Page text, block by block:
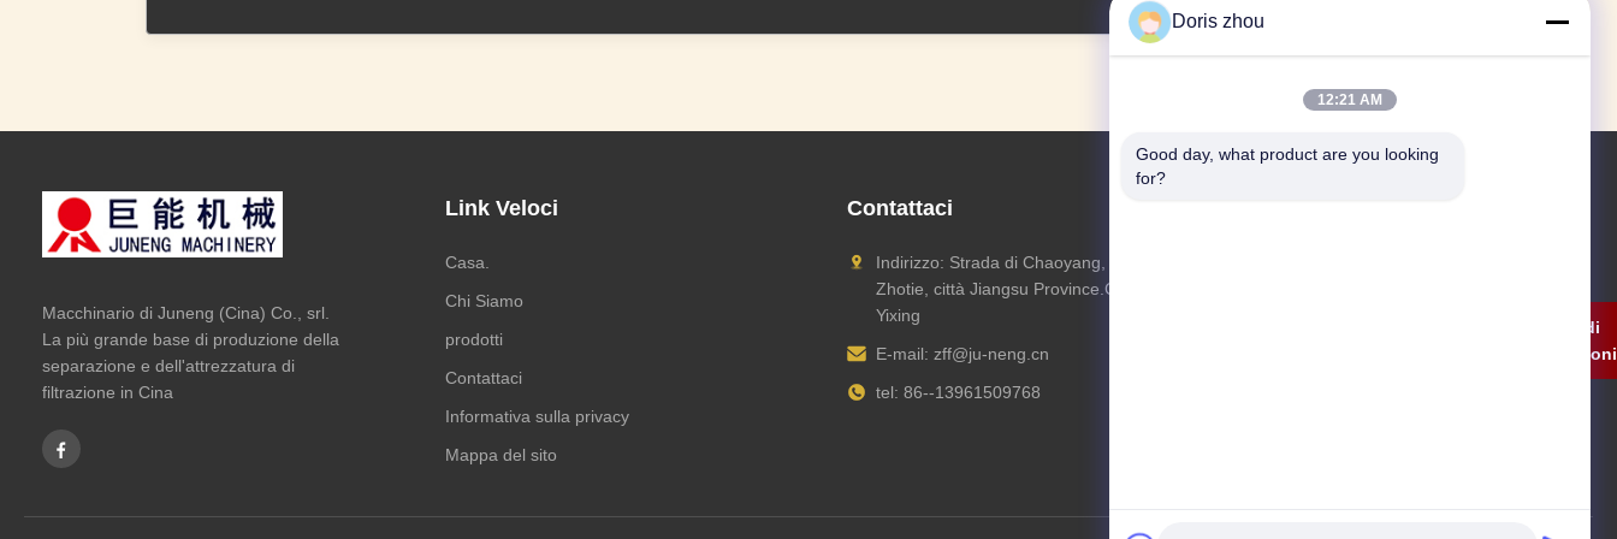
Macchinario di Juneng (Cina) Co., srl.
La più grande base di produzione della
separazione e dell'attrezzatura di
filtrazione in Cina
Link Veloci
Casa.
Chi Siamo
prodotti
Contattaci
Informativa sulla privacy
Mappa del sito
Contattaci
Indirizzo: Strada di Chaoyang, città di
Zhotie, città Jiangsu Province.China di
Yixing
E-mail: zff@ju-neng.cn
tel: 86--13961509768
Richiedi
Informazioni
Doris zhou
12:21 AM
Good day, what product are you looking
for?